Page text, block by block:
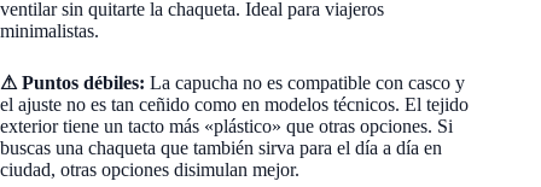
ventilar sin quitarte la chaqueta. Ideal para viajeros
minimalistas.
⚠ Puntos débiles: La capucha no es compatible con casco y
el ajuste no es tan ceñido como en modelos técnicos. El tejido
exterior tiene un tacto más «plástico» que otras opciones. Si
buscas una chaqueta que también sirva para el día a día en
ciudad, otras opciones disimulan mejor.